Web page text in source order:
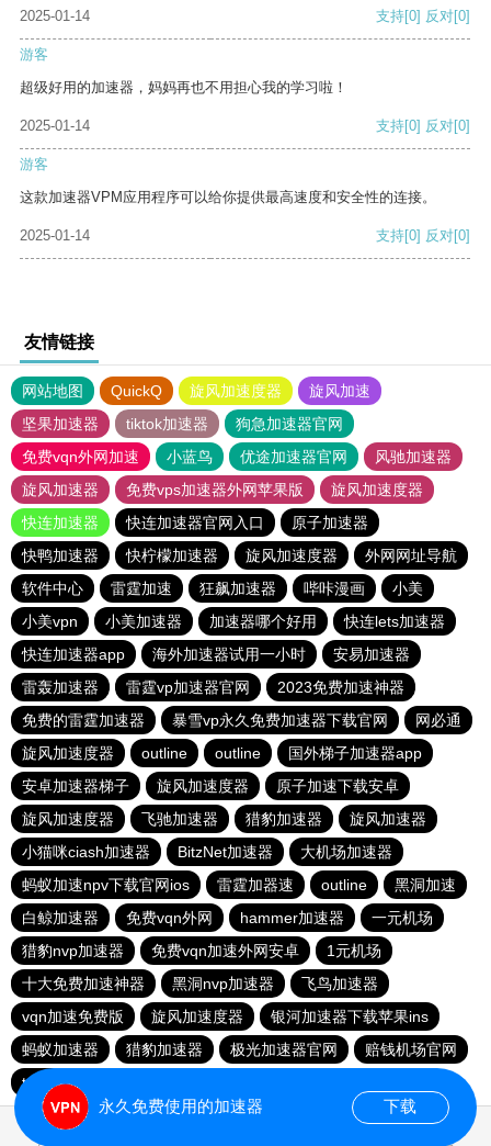
2025-01-14 支持[0] 反对[0]
游客
超级好用的加速器，妈妈再也不用担心我的学习啦！
2025-01-14 支持[0] 反对[0]
游客
这款加速器VPM应用程序可以给你提供最高速度和安全性的连接。
2025-01-14 支持[0] 反对[0]
友情链接
网站地图 QuickQ 旋风加速度器
旋风加速
坚果加速器
tiktok加速器
狗急加速器官网
免费vqn外网加速
小蓝鸟 优途加速器官网
风驰加速器
旋风加速器
免费vps加速器外网苹果版
旋风加速度器
快连加速器
快连加速器官网入口
原子加速器
快鸭加速器
快柠檬加速器 旋风加速度器
外网网址导航
软件中心
雷霆加速 狂飙加速器 哔咔漫画
小美
小美vpn
小美加速器 加速器哪个好用
快连lets加速器
快连加速器app
海外加速器试用一小时
安易加速器
雷轰加速器
雷霆vp加速器官网
2023免费加速神器
免费的雷霆加速器
暴雪vp永久免费加速器下载官网
网必通
旋风加速度器
outline outline
国外梯子加速器app
安卓加速器梯子
旋风加速度器
原子加速下载安卓
旋风加速度器
飞驰加速器 猎豹加速器
旋风加速器
小猫咪ciash加速器
BitzNet加速器
大机场加速器
蚂蚁加速npv下载官网ios
雷霆加器速 outline
黑洞加速
白鲸加速器
免费vqn外网 hammer加速器
一元机场
猎豹nvp加速器
免费vqn加速外网安卓
1元机场
十大免费加速神器
黑洞nvp加速器
飞鸟加速器
vqn加速免费版
旋风加速度器
银河加速器下载苹果ins
蚂蚁加速器
猎豹加速器 极光加速器官网
赔钱机场官网
twitter加速器
永久免费使用的加速器 下载